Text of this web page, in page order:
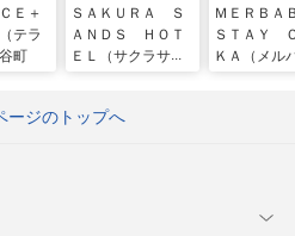
Ｅ＋
テラ
町
ＳＡＫＵＲＡ Ｓ
ＡＮＤＳ ＨＯＴ
ＥＬ（サクラサン
ＭＥＲＢ
ＳＴＡＹ
ＫＡ（メル
ージのトップへ